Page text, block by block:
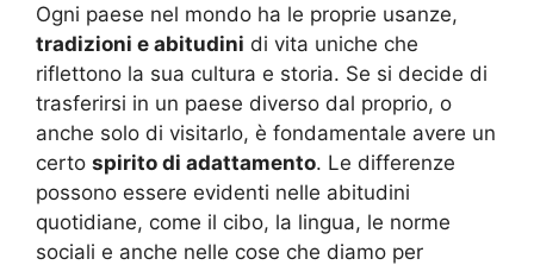
Ogni paese nel mondo ha le proprie usanze,
tradizioni e abitudini di vita uniche che
riflettono la sua cultura e storia. Se si decide di
trasferirsi in un paese diverso dal proprio, o
anche solo di visitarlo, è fondamentale avere un
certo spirito di adattamento. Le differenze
possono essere evidenti nelle abitudini
quotidiane, come il cibo, la lingua, le norme
sociali e anche nelle cose che diamo per